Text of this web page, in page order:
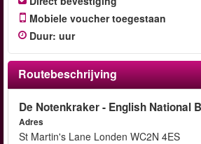
Mobiele voucher toegestaan
Duur: uur
Routebeschrijving
De Notenkraker - English National
Adres
St Martin's Lane Londen WC2N 4ES